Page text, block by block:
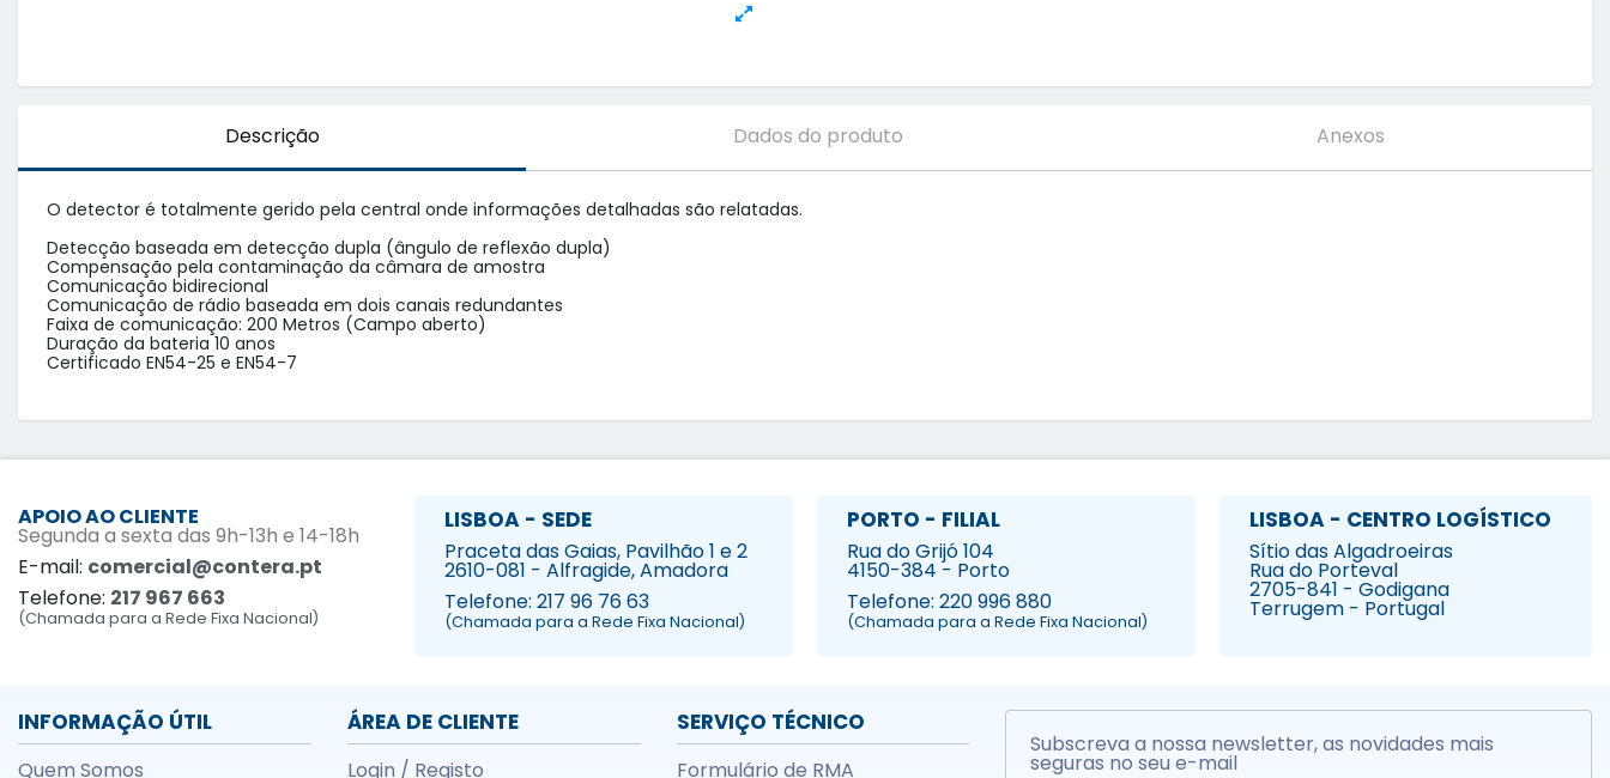
Descrição Dados do produto Anexos
O detector é totalmente gerido pela central onde informações detalhadas são relatadas.
Detecção baseada em detecção dupla (ângulo de reflexão dupla)
Compensação pela contaminação da câmara de amostra
Comunicação bidirecional
Comunicação de rádio baseada em dois canais redundantes
Faixa de comunicação: 200 Metros (Campo aberto)
Duração da bateria 10 anos
APOIO AO CLIENTE
Segunda a sexta das 9h-13h e 14-18h
E-mail: comercial@contera.pt
Telefone: 217 967 663
(Chamada para a Rede Fixa Nacional)
LISBOA - SEDE
Praceta das Gaias, Pavilhão 1 e 2
2610-081 - Alfragide, Amadora
Telefone: 217 96 76 63
(Chamada para a Rede Fixa Nacional)
PORTO - FILIAL
Rua do Grijó 104
4150-384 - Porto
Telefone: 220 996 880
(Chamada para a Rede Fixa Nacional)
LISBOA - CENTRO LOGÍSTICO
Sítio das Algadroeiras
Rua do Porteval
2705-841 - Godigana
Terrugem - Portugal
INFORMAÇÃO ÚTIL
Quem Somos
ÁREA DE CLIENTE
Login / Registo
SERVIÇO TÉCNICO
Formulário de RMA
Subscreva a nossa newsletter, as novidades mais
seguras no seu e-mail